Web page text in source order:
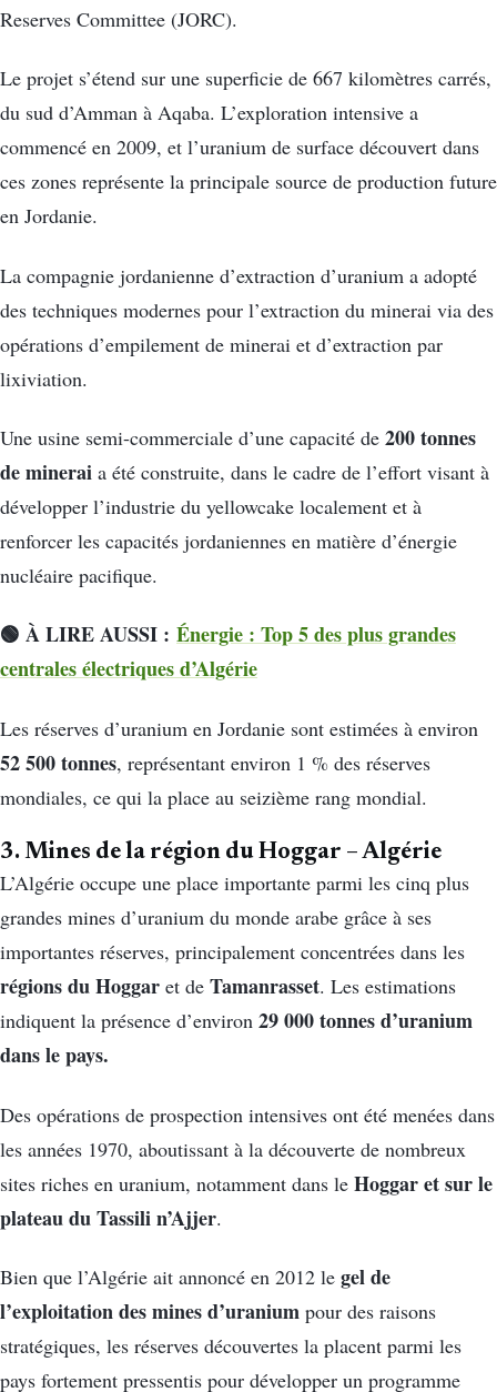
Reserves Committee (JORC).
Le projet s’étend sur une superficie de 667 kilomètres carrés,
du sud d’Amman à Aqaba. L’exploration intensive a
commencé en 2009, et l’uranium de surface découvert dans
ces zones représente la principale source de production future
en Jordanie.
La compagnie jordanienne d’extraction d’uranium a adopté
des techniques modernes pour l’extraction du minerai via des
opérations d’empilement de minerai et d’extraction par
lixiviation.
Une usine semi-commerciale d’une capacité de 200 tonnes
de minerai a été construite, dans le cadre de l’effort visant à
développer l’industrie du yellowcake localement et à
renforcer les capacités jordaniennes en matière d’énergie
nucléaire pacifique.
🟢 À LIRE AUSSI : Énergie : Top 5 des plus grandes
centrales électriques d’Algérie
Les réserves d’uranium en Jordanie sont estimées à environ
52 500 tonnes, représentant environ 1 % des réserves
mondiales, ce qui la place au seizième rang mondial.
3. Mines de la région du Hoggar – Algérie
L’Algérie occupe une place importante parmi les cinq plus
grandes mines d’uranium du monde arabe grâce à ses
importantes réserves, principalement concentrées dans les
régions du Hoggar et de Tamanrasset. Les estimations
indiquent la présence d’environ 29 000 tonnes d’uranium
dans le pays.
Des opérations de prospection intensives ont été menées dans
les années 1970, aboutissant à la découverte de nombreux
sites riches en uranium, notamment dans le Hoggar et sur le
plateau du Tassili n’Ajjer.
Bien que l’Algérie ait annoncé en 2012 le gel de
l’exploitation des mines d’uranium pour des raisons
stratégiques, les réserves découvertes la placent parmi les
pays fortement pressentis pour développer un programme